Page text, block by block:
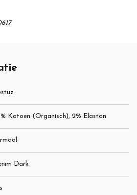
Katoen (Organisch), 2% Elastan
Dark